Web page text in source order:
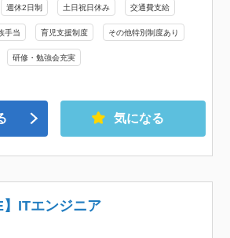
週休2日制 土日祝日休み 交通費支給
手当 育児支援制度 その他特別制度あり
研修・勉強会充実
気になる
】ITエンジニア